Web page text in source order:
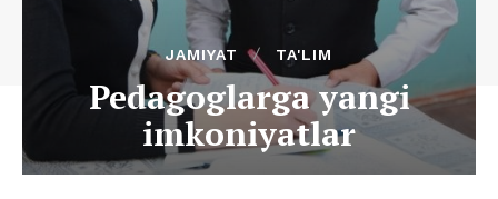
JAMIYAT TA'LIM
Pedagoglarga yangi
imkoniyatlar